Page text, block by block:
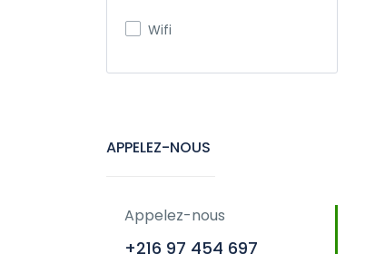
Wifi
APPELEZ-NOUS
Appelez-nous
+216 97 454 697